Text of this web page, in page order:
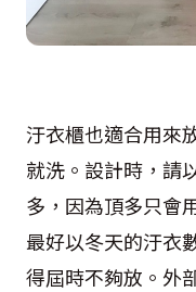
汙衣櫃也適合用來
就洗。設計時，請
多，因為頂多只會
最好以冬天的汙衣
得屆時不夠放。外